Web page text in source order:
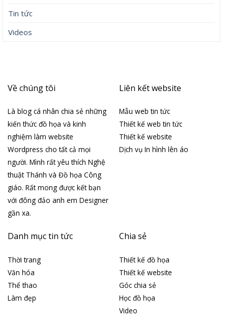
Tin tức
Videos
Về chúng tôi
Là blog cá nhân chia sẻ những
kiến thức đồ họa và kinh
nghiệm làm website
Wordpress cho tất cả mọi
người. Mình rất yêu thích Nghệ
thuật Thánh và Đồ họa Công
giáo. Rất mong được kết bạn
với đông đảo anh em Designer
gần xa.
Liên kết website
Mẫu web tin tức
Thiết kế web tin tức
Thiết kế website
Dịch vụ In hình lên áo
Danh mục tin tức
Thời trang
Văn hóa
Thể thao
Làm đẹp
Chia sẻ
Thiết kế đồ họa
Thiết kế website
Góc chia sẻ
Học đồ họa
Video